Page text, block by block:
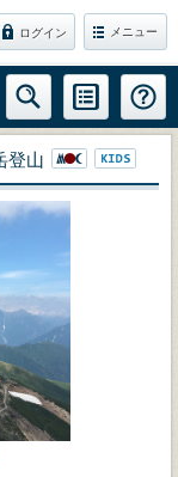
ログイン メニュー
登山